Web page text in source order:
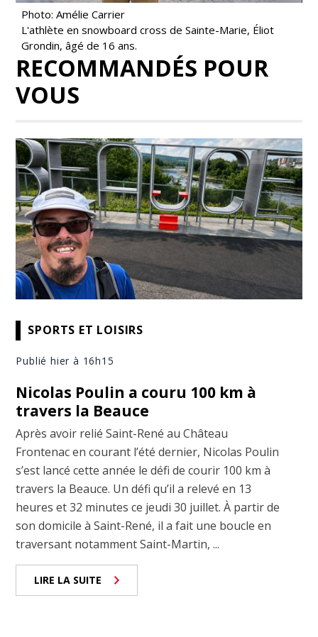
Photo: Amélie Carrier
L'athlète en snowboard cross de Sainte-Marie, Éliot
Grondin, âgé de 16 ans.
RECOMMANDÉS POUR
VOUS
SPORTS ET LOISIRS
Publié hier à 16h15
Nicolas Poulin a couru 100 km à
travers la Beauce
Après avoir relié Saint-René au Château
Frontenac en courant l’été dernier, Nicolas Poulin
s’est lancé cette année le défi de courir 100 km à
travers la Beauce. Un défi qu’il a relevé en 13
heures et 32 minutes ce jeudi 30 juillet. À partir de
son domicile à Saint-René, il a fait une boucle en
traversant notamment Saint-Martin, ...
LIRE LA SUITE